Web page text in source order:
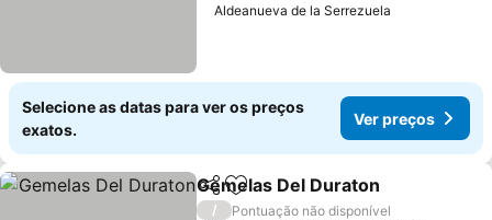
Aldeanueva de la Serrezuela
Selecione as datas para ver os preços
exatos.
Ver preços
PartilharAdicionar aos favoritos
Gemelas Del Duraton
/
Pontuação não disponível